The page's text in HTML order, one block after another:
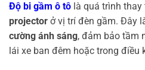
Độ bi gầm ô tô là quá trình
projector ở vị trí đèn gầm. Đây
cường ánh sáng, đảm bảo tầm
lái xe ban đêm hoặc trong điều